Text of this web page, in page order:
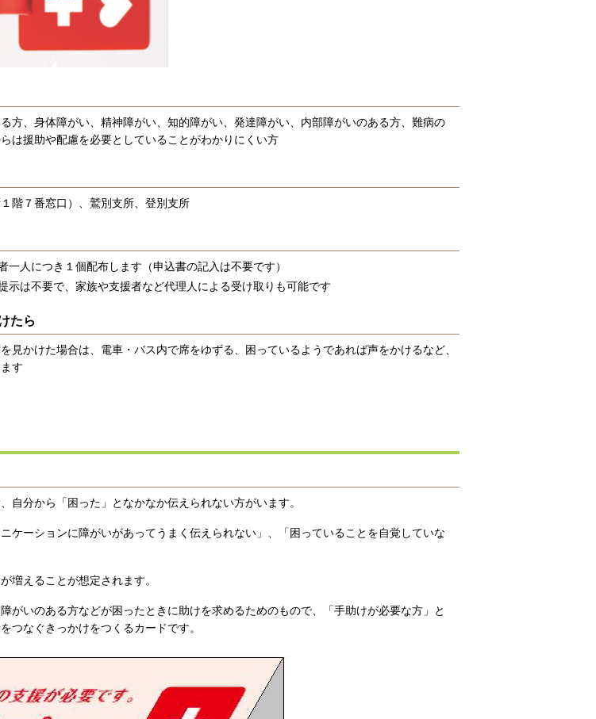
方、身体障がい、精神障がい、知的障がい、発達障がい、内部障がいのある方、難病の
は援助や配慮を必要としていることがわかりにくい方
階７番窓口）、鷲別支所、登別支所
一人につき１個配布します（申込書の記入は不要です）
示は不要で、家族や支援者など代理人による受け取りも可能です
たら
見かけた場合は、電車・バス内で席をゆずる、困っているようであれば声をかけるなど、
す
自分から「困った」となかなか伝えられない方がいます。
ケーションに障がいがあってうまく伝えられない」、「困っていることを自覚していな
増えることが想定されます。
がいのある方などが困ったときに助けを求めるためのもので、「手助けが必要な方」と
つなぐきっかけをつくるカードです。